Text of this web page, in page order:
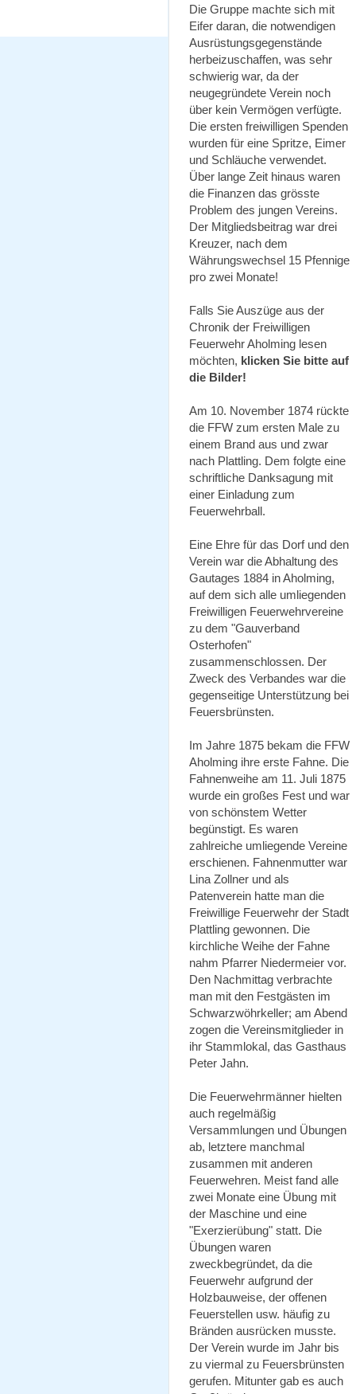
Die Gruppe machte sich mit
Eifer daran, die notwendigen
Ausrüstungsgegenstände
herbeizuschaffen, was sehr
schwierig war, da der
neugegründete Verein noch
über kein Vermögen verfügte.
Die ersten freiwilligen Spenden
wurden für eine Spritze, Eimer
und Schläuche verwendet.
Über lange Zeit hinaus waren
die Finanzen das grösste
Problem des jungen Vereins.
Der Mitgliedsbeitrag war drei
Kreuzer, nach dem
Währungswechsel 15 Pfennige
pro zwei Monate!
Falls Sie Auszüge aus der
Chronik der Freiwilligen
Feuerwehr Aholming lesen
möchten, klicken Sie bitte auf
die Bilder!
Am 10. November 1874 rückte
die FFW zum ersten Male zu
einem Brand aus und zwar
nach Plattling. Dem folgte eine
schriftliche Danksagung mit
einer Einladung zum
Feuerwehrball.
Eine Ehre für das Dorf und den
Verein war die Abhaltung des
Gautages 1884 in Aholming,
auf dem sich alle umliegenden
Freiwilligen Feuerwehrvereine
zu dem "Gauverband
Osterhofen"
zusammenschlossen. Der
Zweck des Verbandes war die
gegenseitige Unterstützung bei
Feuersbrünsten.
Im Jahre 1875 bekam die FFW
Aholming ihre erste Fahne. Die
Fahnenweihe am 11. Juli 1875
wurde ein großes Fest und war
von schönstem Wetter
begünstigt. Es waren
zahlreiche umliegende Vereine
erschienen. Fahnenmutter war
Lina Zollner und als
Patenverein hatte man die
Freiwillige Feuerwehr der Stadt
Plattling gewonnen. Die
kirchliche Weihe der Fahne
nahm Pfarrer Niedermeier vor.
Den Nachmittag verbrachte
man mit den Festgästen im
Schwarzwöhrkeller; am Abend
zogen die Vereinsmitglieder in
ihr Stammlokal, das Gasthaus
Peter Jahn.
Die Feuerwehrmänner hielten
auch regelmäßig
Versammlungen und Übungen
ab, letztere manchmal
zusammen mit anderen
Feuerwehren. Meist fand alle
zwei Monate eine Übung mit
der Maschine und eine
"Exerzierübung" statt. Die
Übungen waren
zweckbegründet, da die
Feuerwehr aufgrund der
Holzbauweise, der offenen
Feuerstellen usw. häufig zu
Bränden ausrücken musste.
Der Verein wurde im Jahr bis
zu viermal zu Feuersbrünsten
gerufen. Mitunter gab es auch